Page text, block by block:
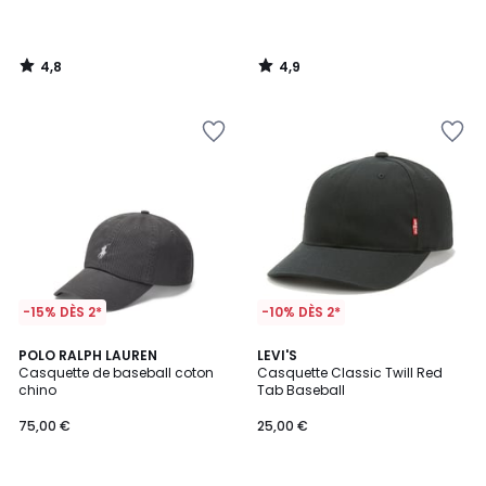
4,8
/
4,9
/
-15% DÈS 2*
POLO RALPH LAUREN
Casquette de baseball coton
chino
75,00 €
4,7
/ 5
10
Couleurs
-10% DÈS 2*
LEVI'S
Casquette Classic Twill Red
Tab Baseball
25,00 €
4,7
/ 5